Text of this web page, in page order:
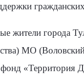
жители города
МО
«Территория